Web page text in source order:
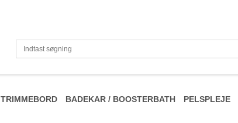
TRIMMEBORD BADEKAR / BOOSTERBATH PELSPLEJE